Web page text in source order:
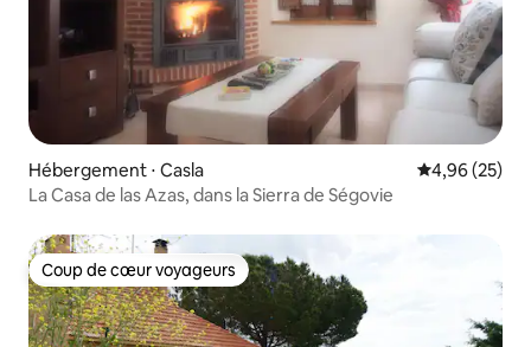
Hébergement ⋅ Casla Évaluation
4,96 (25)
La Casa de las Azas, dans la Sierra de Ségovie
Coup de cœur voyageurs
Coup de cœur voyageurs